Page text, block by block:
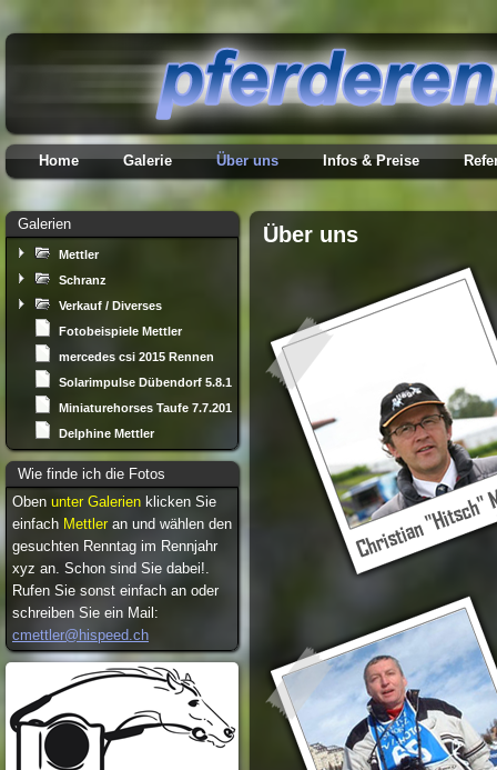
Home Galerie Über uns Infos & Preise
Galerien
Mettler
Schranz
Verkauf / Diverses
Fotobeispiele Mettler
mercedes csi 2015 Rennen
Solarimpulse Dübendorf 5.8.13
Miniaturehorses Taufe 7.7.2012
Delphine Mettler
Wie finde ich die Fotos
Oben unter Galerien klicken Sie
einfach Mettler an und wählen den
gesuchten Renntag im Rennjahr
xyz an. Schon sind Sie dabei!.
Rufen Sie sonst einfach an oder
schreiben Sie ein Mail:
cmettler@hispeed.ch
Über uns